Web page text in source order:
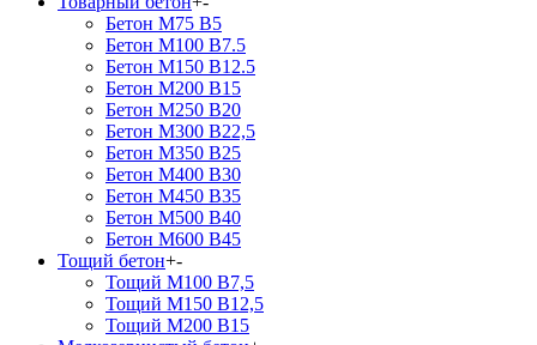
Бетон М75 В5
Бетон М100 В7.5
Бетон М150 В12.5
Бетон М200 В15
Бетон М250 В20
Бетон М300 В22,5
Бетон М350 В25
Бетон М400 В30
Бетон М450 В35
Бетон М500 В40
Бетон М600 В45
Тощий бетон+-
Тощий М100 В7,5
Тощий М150 В12,5
Тощий М200 В15